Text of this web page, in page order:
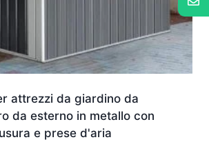
attrezzi da giardino da
da esterno in metallo con
e prese d'aria